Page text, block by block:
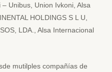
– Unibus, Union Ivkoni, Alsa
HOLDINGS S L U,
LDA., Alsa Internacional
mutilples compañías de